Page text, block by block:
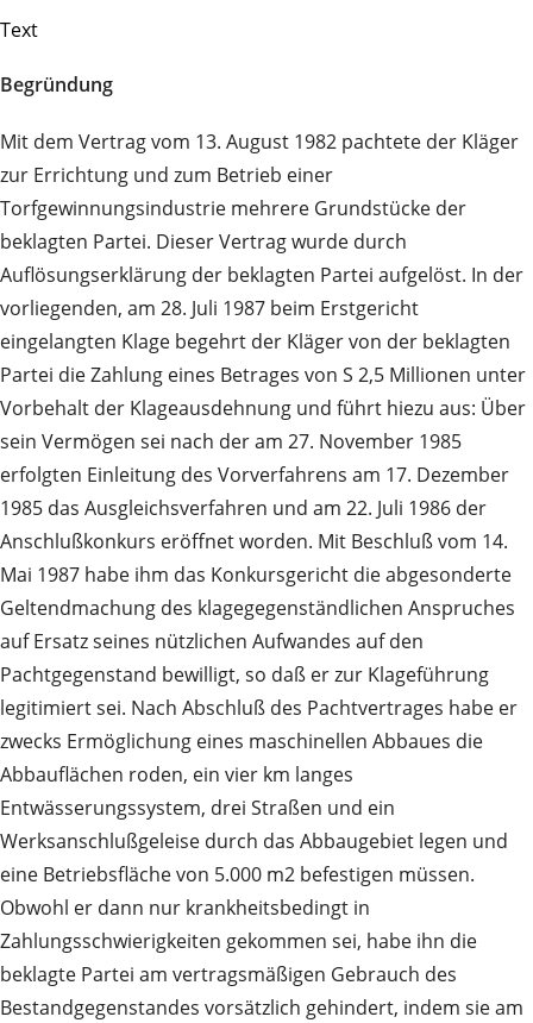
Text
Begründung
Mit dem Vertrag vom 13. August 1982 pachtete der Kläger
zur Errichtung und zum Betrieb einer
Torfgewinnungsindustrie mehrere Grundstücke der
beklagten Partei. Dieser Vertrag wurde durch
Auflösungserklärung der beklagten Partei aufgelöst. In der
vorliegenden, am 28. Juli 1987 beim Erstgericht
eingelangten Klage begehrt der Kläger von der beklagten
Partei die Zahlung eines Betrages von S 2,5 Millionen unter
Vorbehalt der Klageausdehnung und führt hiezu aus: Über
sein Vermögen sei nach der am 27. November 1985
erfolgten Einleitung des Vorverfahrens am 17. Dezember
1985 das Ausgleichsverfahren und am 22. Juli 1986 der
Anschlußkonkurs eröffnet worden. Mit Beschluß vom 14.
Mai 1987 habe ihm das Konkursgericht die abgesonderte
Geltendmachung des klagegegenständlichen Anspruches
auf Ersatz seines nützlichen Aufwandes auf den
Pachtgegenstand bewilligt, so daß er zur Klageführung
legitimiert sei. Nach Abschluß des Pachtvertrages habe er
zwecks Ermöglichung eines maschinellen Abbaues die
Abbauflächen roden, ein vier km langes
Entwässerungssystem, drei Straßen und ein
Werksanschlußgeleise durch das Abbaugebiet legen und
eine Betriebsfläche von 5.000 m2 befestigen müssen.
Obwohl er dann nur krankheitsbedingt in
Zahlungsschwierigkeiten gekommen sei, habe ihn die
beklagte Partei am vertragsmäßigen Gebrauch des
Bestandgegenstandes vorsätzlich gehindert, indem sie am